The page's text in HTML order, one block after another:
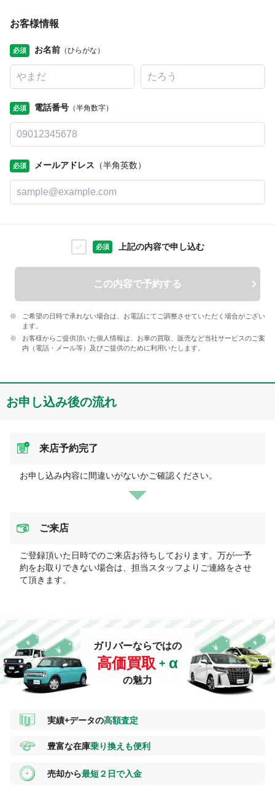
お客様情報
必須 お名前 （ひらがな）
必須 電話番号 （半角数字）
必須 メールアドレス （半角英数）
必須 上記の内容で申し込む
この内容で予約する
ご希望の日時で承れない場合は、お電話にてご調整させていただく場合がござい
ます。
お客様からご提供頂いた個人情報は、お車の買取、販売など当社サービスのご案
内（電話・メール等）及びご提供のために利用いたします。
お申し込み後の流れ
来店予約完了
お申し込み内容に間違いがないかご確認ください。
ご来店
ご登録頂いた日時でのご来店お待ちしております。万が一予
約をお取りできない場合は、担当スタッフよりご連絡をさせ
て頂きます。
ガリバーならではの
高価買取
の魅力
実績+データの高額査定
豊富な在庫乗り換えも便利
売却から最短２日で入金